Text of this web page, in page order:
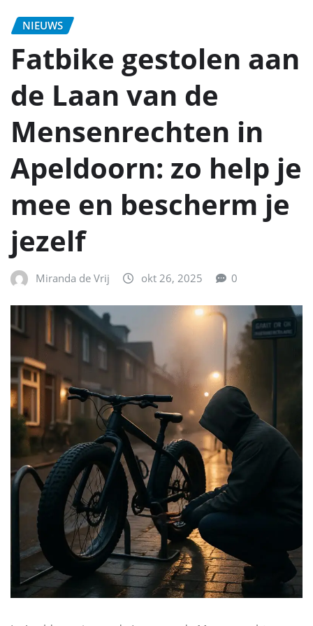
NIEUWS
Fatbike gestolen aan
de Laan van de
Mensenrechten in
Apeldoorn: zo help je
mee en bescherm je
jezelf
Miranda de Vrij okt 26, 2025 0